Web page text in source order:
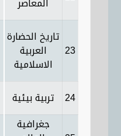
تاريخ الحضارة
العربية
الاسلامية
23
تربية بيئية 24
جغرافية